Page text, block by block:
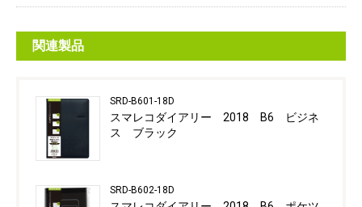
関連製品
SRD-B601-18D
スマレコダイアリー 2018 B6 ビジネ
ス ブラック
SRD-B602-18D